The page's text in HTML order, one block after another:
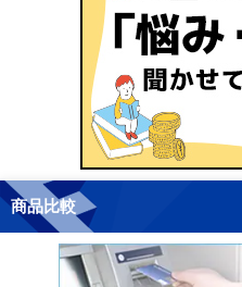
商品比較